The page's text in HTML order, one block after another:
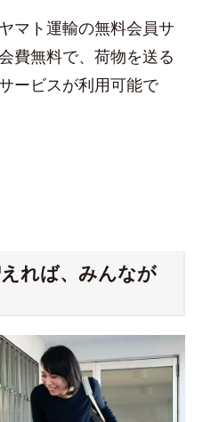
マト運輸の無料会員サ
費無料で、荷物を送る
ービスが利用可能で
れば、みんなが